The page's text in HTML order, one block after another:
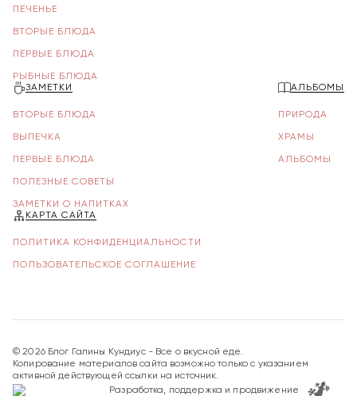
ПЕЧЕНЬЕ
ВТОРЫЕ БЛЮДА
ПЕРВЫЕ БЛЮДА
РЫБНЫЕ БЛЮДА
ЗАМЕТКИ
ВТОРЫЕ БЛЮДА
ВЫПЕЧКА
ПЕРВЫЕ БЛЮДА
ПОЛЕЗНЫЕ СОВЕТЫ
ЗАМЕТКИ О НАПИТКАХ
АЛЬБОМЫ
ПРИРОДА
ХРАМЫ
АЛЬБОМЫ
КАРТА САЙТА
ПОЛИТИКА КОНФИДЕНЦИАЛЬНОСТИ
ПОЛЬЗОВАТЕЛЬСКОЕ СОГЛАШЕНИЕ
© 2026Блог Галины Кундиус - Все о вкусной еде.
Копирование материалов сайта возможно только с указанием
активной действующей ссылки на источник.
Разработка, поддержка и продвижение